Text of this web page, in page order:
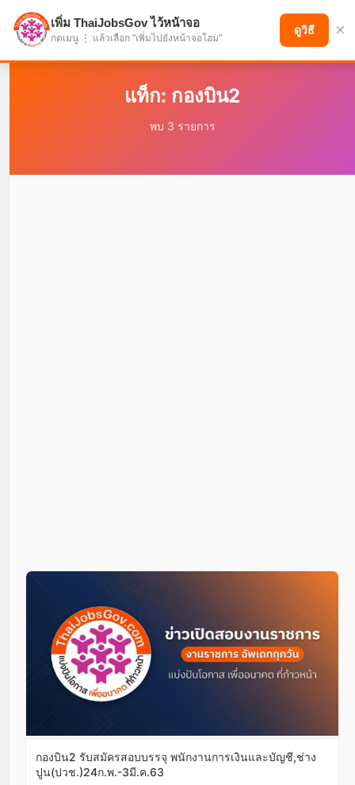
แบ่งปันโอกาส เพื่ออนาคตที่ก้าวหน้า
แท็ก: กองบิน2
พบ 3 รายการ
กองบิน2 รับสมัครสอบบรรจุ พนักงานการเงินและบัญชี,ช่าง
ปูน(ปวช.)24ก.พ.-3มี.ค.63
เพิ่ม ThaiJobsGov ไว้หน้าจอ
กดเมนู ⋮ แล้วเลือก "เพิ่มไปยังหน้าจอโฮม"
ดูวิธี ×